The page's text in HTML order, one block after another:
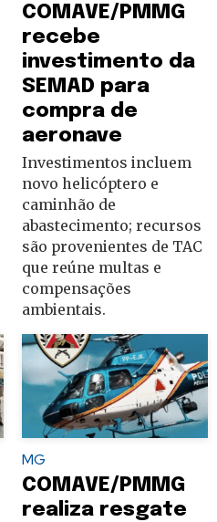
COMAVE/PMMG
recebe
investimento da
SEMAD para
compra de
aeronave
Investimentos incluem
novo helicóptero e
caminhão de
abastecimento; recursos
são provenientes de TAC
que reúne multas e
compensações
ambientais.
MG
COMAVE/PMMG
realiza resgate